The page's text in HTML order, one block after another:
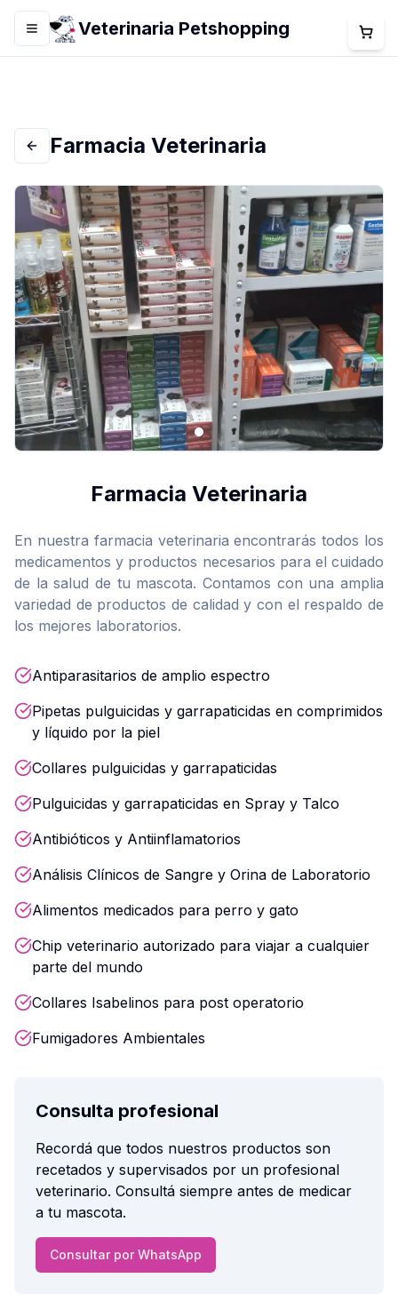
Menú Veterinaria Petshopping
VolverFarmacia Veterinaria
Farmacia Veterinaria
En nuestra farmacia veterinaria encontrarás todos los
medicamentos y productos necesarios para el cuidado
de la salud de tu mascota. Contamos con una amplia
variedad de productos de calidad y con el respaldo de
los mejores laboratorios.
Antiparasitarios de amplio espectro
Pipetas pulguicidas y garrapaticidas en comprimidos
y líquido por la piel
Collares pulguicidas y garrapaticidas
Pulguicidas y garrapaticidas en Spray y Talco
Antibióticos y Antiinflamatorios
Análisis Clínicos de Sangre y Orina de Laboratorio
Alimentos medicados para perro y gato
Chip veterinario autorizado para viajar a cualquier
parte del mundo
Collares Isabelinos para post operatorio
Fumigadores Ambientales
Consulta profesional
Recordá que todos nuestros productos son
recetados y supervisados por un profesional
veterinario. Consultá siempre antes de medicar
a tu mascota.
Consultar por WhatsApp